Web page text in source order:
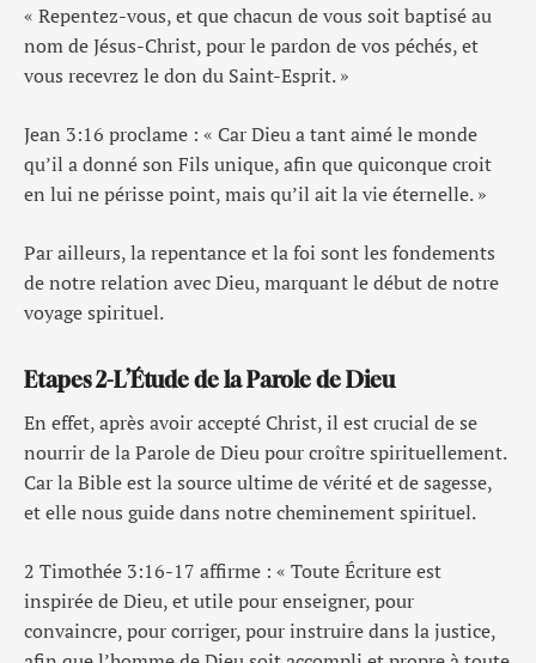
« Repentez-vous, et que chacun de vous soit baptisé au
nom de Jésus-Christ, pour le pardon de vos péchés, et
vous recevrez le don du Saint-Esprit. »
Jean 3:16 proclame : « Car Dieu a tant aimé le monde
qu’il a donné son Fils unique, afin que quiconque croit
en lui ne périsse point, mais qu’il ait la vie éternelle. »
Par ailleurs, la repentance et la foi sont les fondements
de notre relation avec Dieu, marquant le début de notre
voyage spirituel.
Etapes 2-L’Étude de la Parole de Dieu
En effet, après avoir accepté Christ, il est crucial de se
nourrir de la Parole de Dieu pour croître spirituellement.
Car la Bible est la source ultime de vérité et de sagesse,
et elle nous guide dans notre cheminement spirituel.
2 Timothée 3:16-17 affirme : « Toute Écriture est
inspirée de Dieu, et utile pour enseigner, pour
convaincre, pour corriger, pour instruire dans la justice,